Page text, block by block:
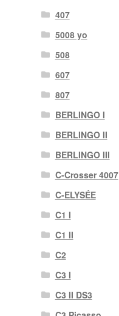
407
5008 yo
508
607
807
BERLINGO I
BERLINGO II
BERLINGO III
C-Crosser 4007
C-ELYSÉE
C1 I
C1 II
C2
C3 I
C3 II DS3